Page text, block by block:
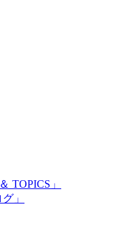
TOPICS」
」